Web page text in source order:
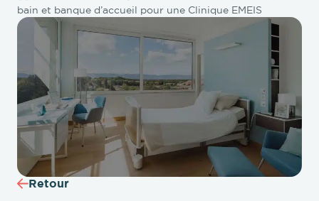
bain et banque d’accueil pour une Clinique EMEIS
Retour